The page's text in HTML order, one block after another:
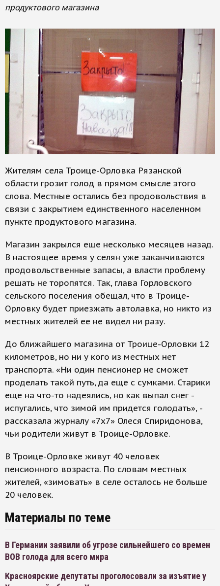
продуктового магазина
Жителям села Троице-Орловка Рязанской
области грозит голод в прямом смысле этого
слова. Местные остались без продовольствия в
связи с закрытием единственного населенном
пункте продуктового магазина.
Магазин закрылся еще несколько месяцев назад.
В настоящее время у селян уже заканчиваются
продовольственные запасы, а власти проблему
решать не торопятся. Так, глава Горловского
сельского поселения обещал, что в Троице-
Орловку будет приезжать автолавка, но никто из
местных жителей ее не видел ни разу.
До ближайшего магазина от Троице-Орловки 12
километров, но ни у кого из местных нет
транспорта. «Ни один пенсионер не сможет
проделать такой путь, да еще с сумками. Старики
еще на что-то надеялись, но как выпал снег -
испугались, что зимой им придется голодать», -
рассказала журналу «7х7» Олеся Спиридонова,
чьи родители живут в Троице-Орловке.
В Троице-Орловке живут 40 человек
пенсионного возраста. По словам местных
жителей, «зимовать» в селе осталось не больше
20 человек.
Материалы по теме
В Германии заявили об угрозе сильнейшего со времен
ВОВ голода для всего мира
Красноярские депутаты проголосовали за изъятие у